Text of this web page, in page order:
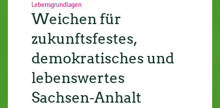
Lebensgrundlagen
Weichen für
zukunftsfestes,
demokratisches und
lebenswertes
Sachsen-Anhalt